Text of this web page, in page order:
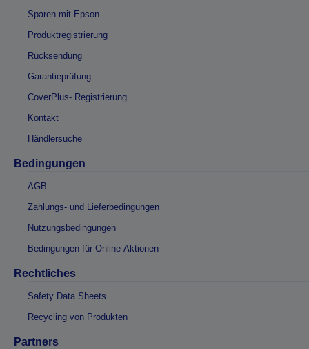
Sparen mit Epson
Produktregistrierung
Rücksendung
Garantieprüfung
CoverPlus- Registrierung
Kontakt
Händlersuche
Bedingungen
AGB
Zahlungs- und Lieferbedingungen
Nutzungsbedingungen
Bedingungen für Online-Aktionen
Rechtliches
Safety Data Sheets
Recycling von Produkten
Partners